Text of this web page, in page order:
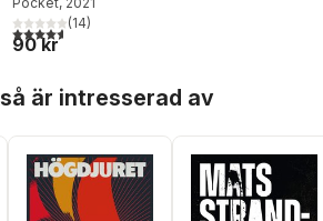
gängkriminalitet,
skjutningar och
sprängdåd
4,6utav 5 stjärnor. Totalt antal röster:
(14)
90 kr
är intresserad av